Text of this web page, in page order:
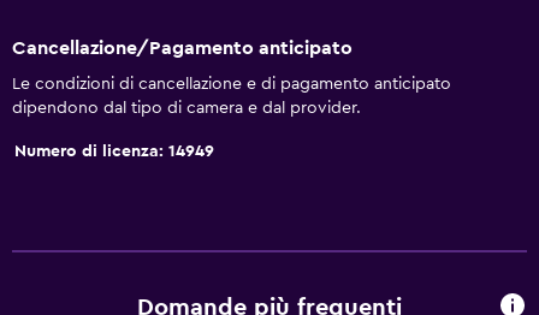
Cancellazione/Pagamento anticipato
Le condizioni di cancellazione e di pagamento anticipato
dipendono dal tipo di camera e dal provider.
Numero di licenza: 14949
Domande più frequenti